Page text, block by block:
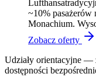
Lufthansa
~10% pasażerów
Monachium.
Zobacz oferty
Udziały orientacyjne —
dostępności